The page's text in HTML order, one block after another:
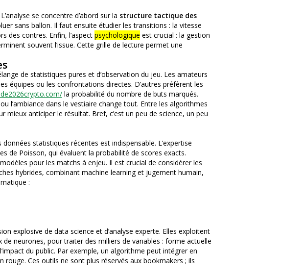
se concentre d’abord sur la structure tactique des
sans ballon. Il faut ensuite étudier les transitions : la vitesse
des contres. Enfin, l’aspect psychologique est crucial : la gestion
souvent l’issue. Cette grille de lecture permet une
de statistiques pures et d’observation du jeu. Les amateurs
équipes ou les confrontations directes. D’autres préfèrent les
la probabilité du nombre de buts marqués.
l’ambiance dans le vestiaire change tout. Entre les algorithmes
mieux anticiper le résultat. Bref, c’est un peu de science, un peu
statistiques récentes est indispensable. L’expertise
de Poisson, qui évaluent la probabilité de scores exacts.
pour les matchs à enjeu. Il est crucial de considérer les
hybrides, combinant machine learning et jugement humain,
:
explosive de data science et d’analyse experte. Elles exploitent
neurones, pour traiter des milliers de variables : forme actuelle
du public. Par exemple, un algorithme peut intégrer en
Ces outils ne sont plus réservés aux bookmakers ; ils